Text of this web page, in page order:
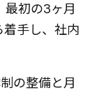
最初の3ヶ月
手し、社内
の整備と月